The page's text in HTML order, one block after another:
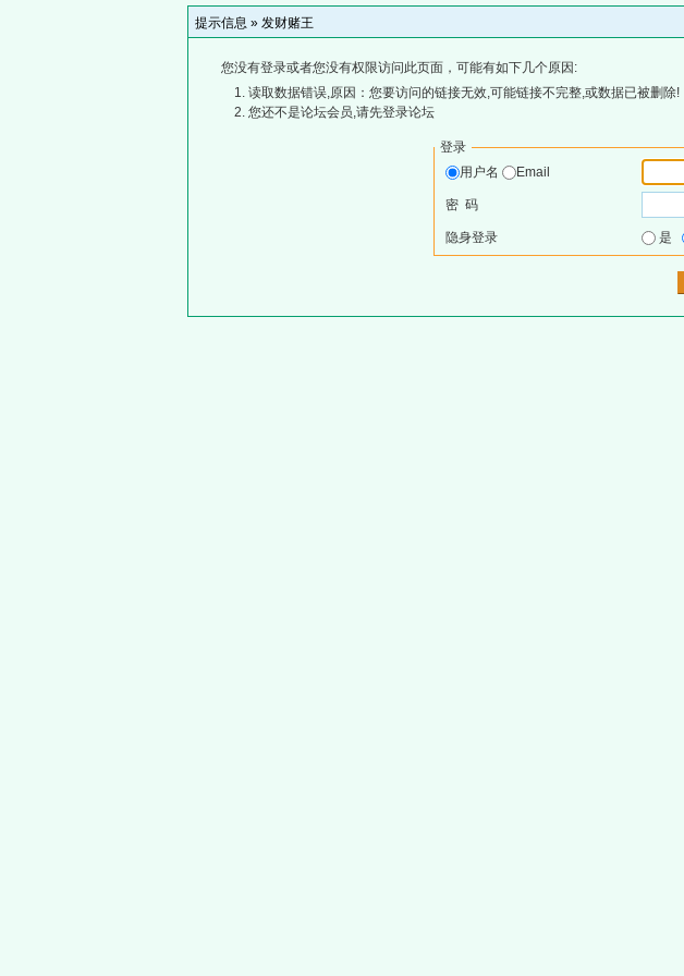
提示信息 » 发财赌王
您没有登录或者您没有权限访问此页面，可能有如下几个原因:
读取数据错误,原因：您要访问的链接无效,可能链接不完整,或数据已被删除!
您还不是论坛会员,请先登录论坛
登录
用户名
Email
密 码
隐身登录 是